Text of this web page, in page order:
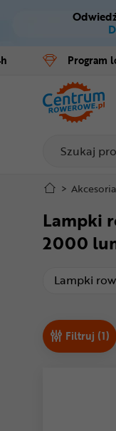
Program
Rowery
E-bike
Części
Akcesoria
Odzież
Kaski
Buty
Warsztat
Odżywki
Nowości
>
Lampki
2000
Lampki
Filtruj (1)